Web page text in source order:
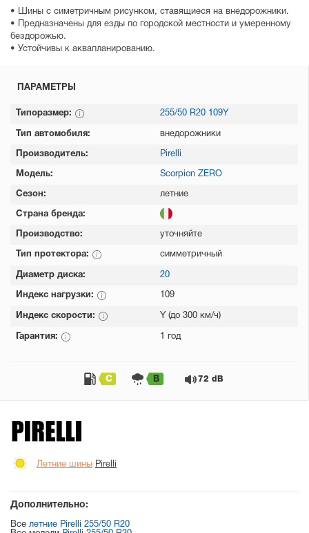
• Шины с симетричным рисунком, ставящиеся на внедорожники.
• Предназначены для езды по городской местности и умеренному
бездорожью.
• Устойчивы к аквапланированию.
ПАРАМЕТРЫ
Типоразмер: 255/50 R20 109Y
Тип автомобиля: внедорожники
Производитель: Pirelli
Модель: Scorpion ZERO
Сезон: летние
Страна бренда:
Производство: уточняйте
Тип протектора: симметричный
Диаметр диска: 20
Индекс нагрузки: 109
Индекс скорости: Y (до 300 км/ч)
Гарантия: 1 год
C B 72 dB
Летние шины Pirelli
Дополнительно:
Все летние Pirelli 255/50 R20